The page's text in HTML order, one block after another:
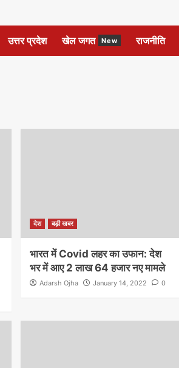
उत्तर प्रदेश खेल जगत New राजनीति
देश बड़ी खबर
भारत में Covid लहर का उफान: देश
भर में आए 2 लाख 64 हजार नए मामले
Adarsh Ojha January 14, 2022 0